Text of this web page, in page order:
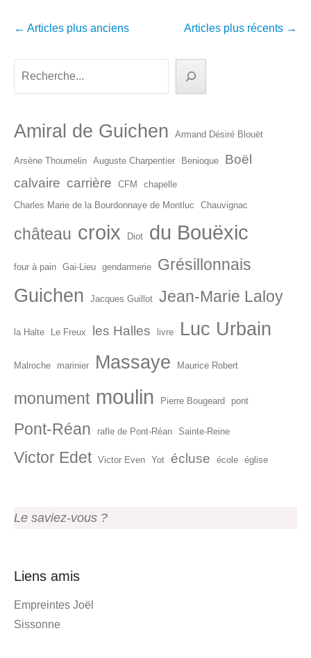
Navigation
← Articles plus anciens Articles plus récents →
Amiral de Guichen Armand Désiré Blouët
Arsène Thoumelin Auguste Charpentier Benioque
Boël
calvaire carrière CFM
chapelle
Charles Marie de la Bourdonnaye de Montluc
Chauvignac
château croix Diot du Bouëxic
four à pain Gai-Lieu gendarmerie Grésillonnais
Guichen Jacques Guillot Jean-Marie Laloy
la Halte Le Freux les Halles livre Luc Urbain
Malroche marinier Massaye Maurice Robert
monument moulin Pierre Bougeard pont
Pont-Réan rafle de Pont-Réan Sainte-Reine
Victor Edet Victor Even Yot écluse école église
Le saviez-vous ?
Liens amis
Empreintes Joël
Sissonne